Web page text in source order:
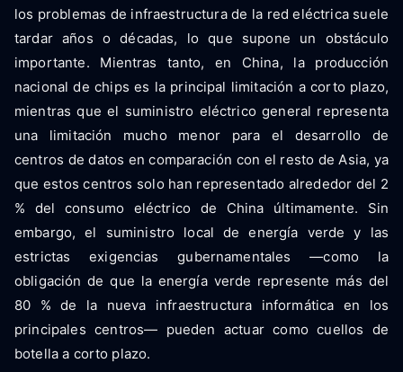
los problemas de infraestructura de la red eléctrica suele
tardar años o décadas, lo que supone un obstáculo
importante. Mientras tanto, en China, la producción
nacional de chips es la principal limitación a corto plazo,
mientras que el suministro eléctrico general representa
una limitación mucho menor para el desarrollo de
centros de datos en comparación con el resto de Asia, ya
que estos centros solo han representado alrededor del 2
% del consumo eléctrico de China últimamente. Sin
embargo, el suministro local de energía verde y las
estrictas exigencias gubernamentales —como la
obligación de que la energía verde represente más del
80 % de la nueva infraestructura informática en los
principales centros— pueden actuar como cuellos de
botella a corto plazo.